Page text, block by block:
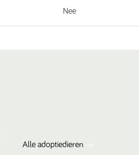
Nee
Alle adoptiedieren